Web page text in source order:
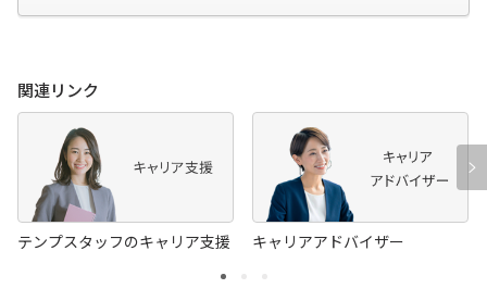
関連リンク
テンプスタッフのキャリア支援 キャリアアドバイザー